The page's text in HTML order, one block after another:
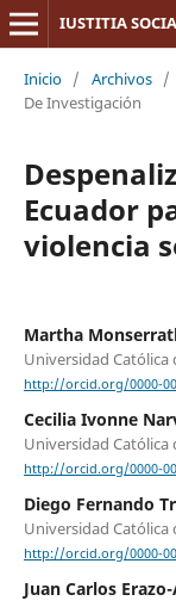
IUSTITIA
Inicio / Archivos /
De Investigación
Ecuador
violencia
Martha
Universidad Católica
http://orcid.org/0000-
Cecilia Ivonne
Universidad Católica
http://orcid.org/0000-
Diego Fernando
Universidad Católica
http://orcid.org/0000-
Juan Carlos